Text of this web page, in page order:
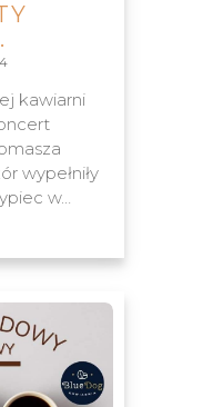
kawiarni
wypełniły
w…